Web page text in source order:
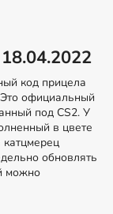
код прицела
Это официальный
под CS2. У
в цвете
обновлять
можно